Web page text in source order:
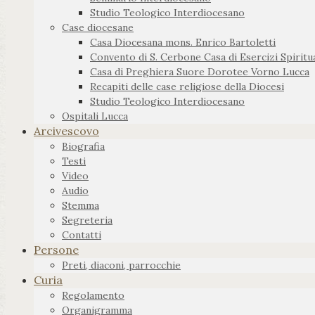
Studio Teologico Interdiocesano
Case diocesane
Casa Diocesana mons. Enrico Bartoletti
Convento di S. Cerbone Casa di Esercizi
Casa di Preghiera Suore Dorotee Vorno Lucca
Recapiti delle case religiose della Diocesi
Studio Teologico Interdiocesano
Ospitali Lucca
Arcivescovo
Biografia
Testi
Video
Audio
Stemma
Segreteria
Contatti
Persone
Preti, diaconi, parrocchie
Curia
Regolamento
Organigramma